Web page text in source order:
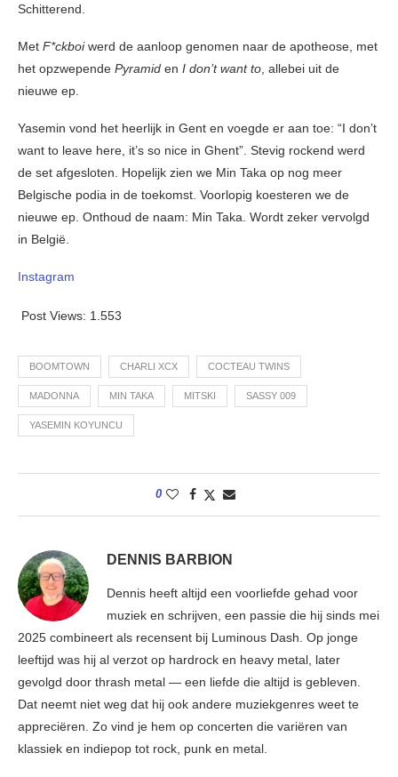
Schitterend.
Met F*ckboiwerd de aanloop genomen naar de apotheose, met
het opzwepende Pyramid en I don’t want to , allebei uit de
nieuwe ep.
Yasemin vond het heerlijk in Gent en voegde er aan toe: “I don’t
want to leave here, it’s so nice in Ghent”. Stevig rockend werd
de set afgesloten. Hopelijk zien we Min Taka op nog meer
Belgische podia in de toekomst. Voorlopig koesteren we de
nieuwe ep. Onthoud de naam: Min Taka. Wordt zeker vervolgd
in België.
Instagram
Post Views: 1.553
BOOMTOWN CHARLI XCX COCTEAU TWINS
MADONNA MIN TAKA MITSKI SASSY 009
YASEMIN KOYUNCU
0
DENNIS BARBION
Dennis heeft altijd een voorliefde gehad voor
muziek en schrijven, een passie die hij sinds mei
2025 combineert als recensent bij Luminous Dash. Op jonge
leeftijd was hij al verzot op hardrock en heavy metal, later
gevolgd door thrash metal — een liefde die altijd is gebleven.
Dat neemt niet weg dat hij ook andere muziekgenres weet te
appreciëren. Zo vind je hem op concerten die variëren van
klassiek en indiepop tot rock, punk en metal.